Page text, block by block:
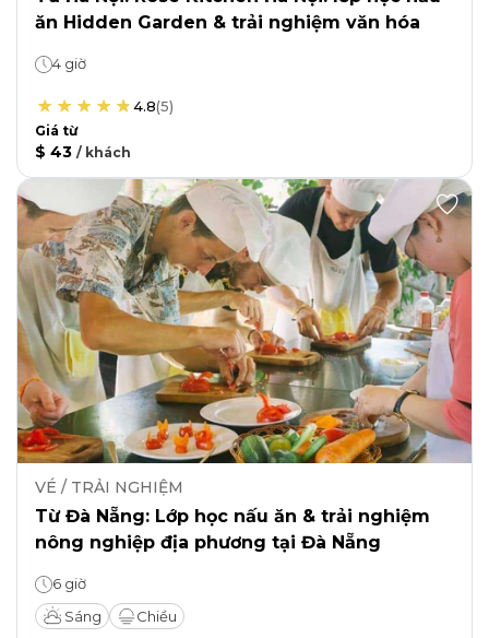
ăn Hidden Garden & trải nghiệm văn hóa
4 giờ
4.8(5)
Giá từ
$ 43 / khách
VÉ / TRẢI NGHIỆM
Từ Đà Nẵng: Lớp học nấu ăn & trải nghiệm
nông nghiệp địa phương tại Đà Nẵng
6 giờ
Sáng
Chiều